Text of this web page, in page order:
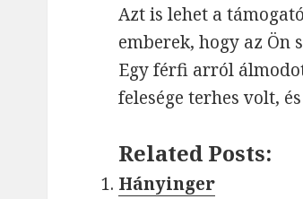
Azt is lehet a
emberek, hogy az Ön
Egy férfi arról
felesége terhes volt,
Related Posts:
Hányinger